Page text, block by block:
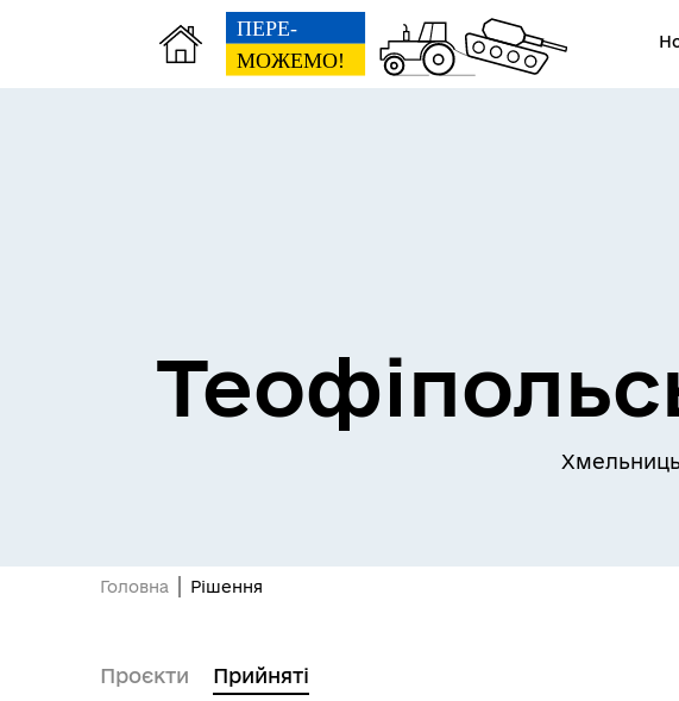
Головна Рішення
Проєкти Прийняті